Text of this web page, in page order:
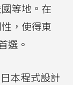
等地。在
，使得東
選。
本程式設計